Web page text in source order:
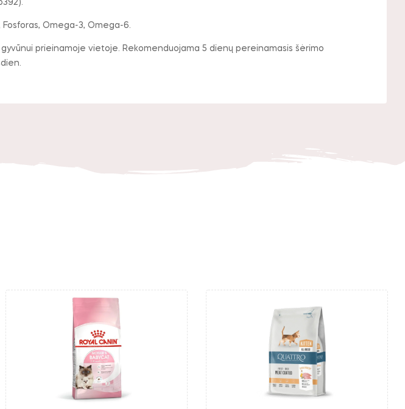
Omega-3, Omega-6.
prieinamoje vietoje. Rekomenduojama 5 dienų pereinamasis šėrimo